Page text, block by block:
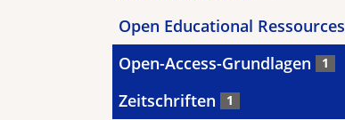
Open Educational Ressources
Open-Access-Grundlagen 1
Zeitschriften 1